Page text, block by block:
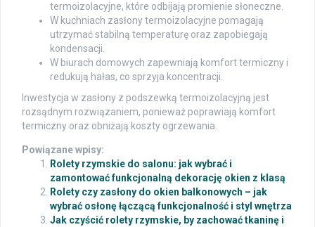
termoizolacyjne, które odbijają promienie słoneczne.
W kuchniach zasłony termoizolacyjne pomagają
utrzymać stabilną temperaturę oraz zapobiegają
kondensacji.
W biurach domowych zapewniają komfort termiczny i
redukują hałas, co sprzyja koncentracji.
Inwestycja w zasłony z podszewką termoizolacyjną jest
rozsądnym rozwiązaniem, ponieważ poprawiają komfort
termiczny oraz obniżają koszty ogrzewania.
Powiązane wpisy:
Rolety rzymskie do salonu: jak wybrać i
zamontować funkcjonalną dekorację okien z klasą
Rolety czy zasłony do okien balkonowych – jak
wybrać osłonę łączącą funkcjonalność i styl wnętrza
Jak czyścić rolety rzymskie, by zachować tkaninę i